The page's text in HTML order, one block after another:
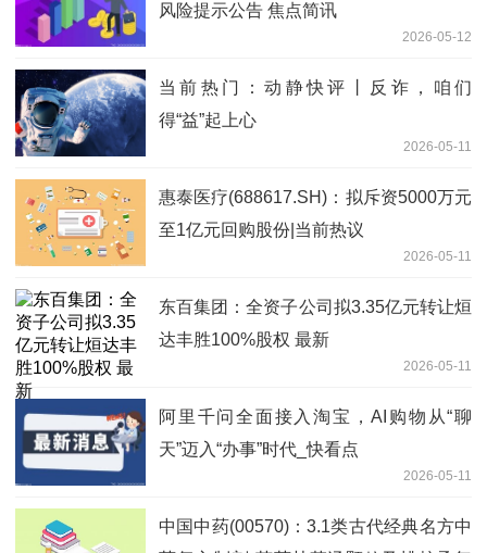
风险提示公告 焦点简讯
2026-05-12
当前热门：动静快评丨反诈，咱们
得“益”起上心
2026-05-11
惠泰医疗(688617.SH)：拟斥资5000万元
至1亿元回购股份|当前热议
2026-05-11
东百集团：全资子公司拟3.35亿元转让烜
达丰胜100%股权 最新
2026-05-11
阿里千问全面接入淘宝，AI购物从“聊
天”迈入“办事”时代_快看点
2026-05-11
中国中药(00570)：3.1类古代经典名方中